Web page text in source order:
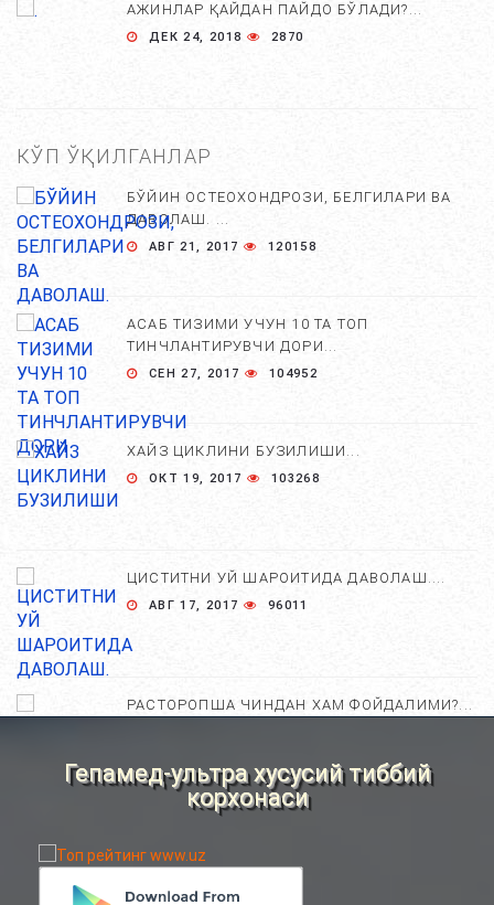
АЖИНЛАР ҚАЙДАН ПАЙДО БЎЛАДИ?...
ДЕК 24, 2018 2870
КЎП ЎҚИЛГАНЛАР
БЎЙИН ОСТЕОХОНДРОЗИ, БЕЛГИЛАРИ ВА
ДАВОЛАШ. ...
АВГ 21, 2017 120158
АСАБ ТИЗИМИ УЧУН 10 ТА ТОП
ТИНЧЛАНТИРУВЧИ ДОРИ...
СЕН 27, 2017 104952
ХАЙЗ ЦИКЛИНИ БУЗИЛИШИ...
ОКТ 19, 2017 103268
ЦИСТИТНИ УЙ ШАРОИТИДА ДАВОЛАШ....
АВГ 17, 2017 96011
РАСТОРОПША ЧИНДАН ХАМ ФОЙДАЛИМИ?...
НОСТАНДАРТ УСУЛЛАРИ....
Гепамед-ультра хусусий тиббий
корхонаси